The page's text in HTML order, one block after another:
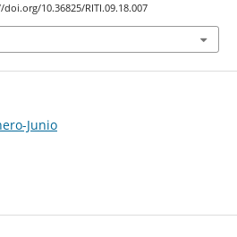
10.36825/RITI.09.18.007
Junio